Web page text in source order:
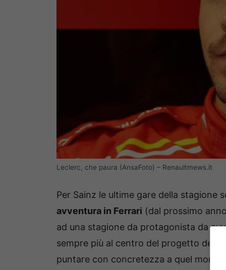
Leclerc, che paura (AnsaFoto) – Renaultmews.it
Per Sainz le ultime gare della stagione
avventura in Ferrari (dal prossimo
ad una stagione da protagonista da
sempre più al centro del progetto della
puntare con concretezza a quel